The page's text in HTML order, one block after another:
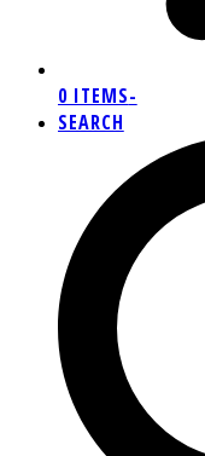
0 ITEMS-
SEARCH